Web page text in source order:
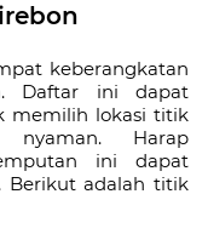
keberangkatan
Daftar ini dapat
memilih lokasi titik
nyaman. Harap
ini dapat
Berikut adalah titik